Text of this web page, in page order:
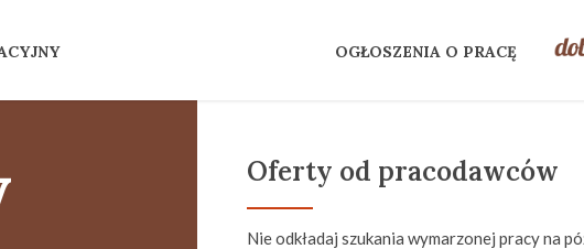
OGŁOSZENIA O PRACĘ
Oferty od pracodawców
Nie odkładaj szukania wymarzonej pracy na